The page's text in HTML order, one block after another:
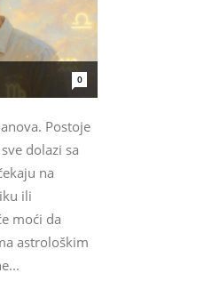
0
Postoje
dolazi sa
na
ili
moći da
astrološkim